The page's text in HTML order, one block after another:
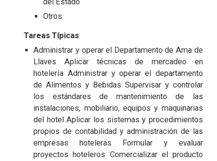
Otros
Tareas Típicas
Administrar y operar el Departamento de Ama de
Llaves Aplicar técnicas de mercadeo en
hotelería Administrar y operar el departamento
de Alimentos y Bebidas Supervisar y controlar
los estándares de mantenimiento de las
instalaciones, mobiliario, equipos y maquinarias
del hotel Aplicar los sistemas y procedimientos
propios de contabilidad y administración de las
empresas hoteleras Formular y evaluar
proyectos hoteleros Comercializar el producto